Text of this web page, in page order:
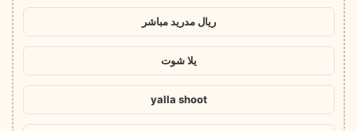
ريال مدريد مباشر
يلا شوت
yalla shoot